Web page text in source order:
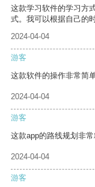
这款学习软件的学习方
式。我可以根据自己的
2024-04-04
游客
这款软件的操作非常简
2024-04-04
游客
这款app的路线规划非
2024-04-04
游客